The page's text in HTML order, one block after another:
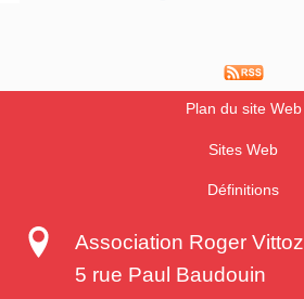
Plan du site Web
Sites Web
Définitions
Association Roger Vittoz
5 rue Paul Baudouin